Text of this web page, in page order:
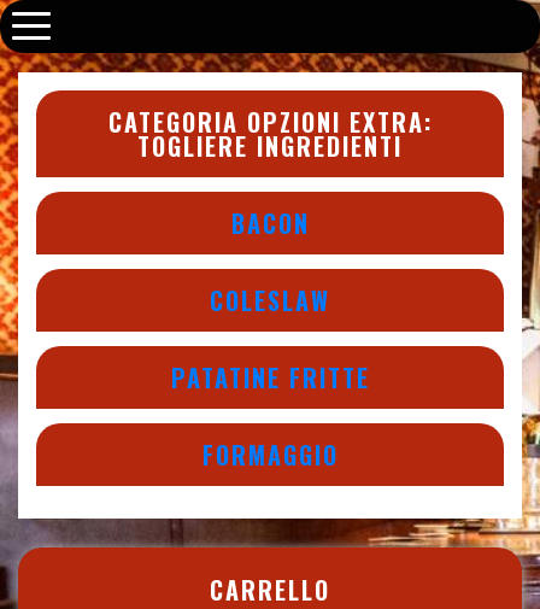
Old Fox Pub
CATEGORIA OPZIONI EXTRA:
TOGLIERE INGREDIENTI
BACON
COLESLAW
PATATINE FRITTE
FORMAGGIO
CARRELLO